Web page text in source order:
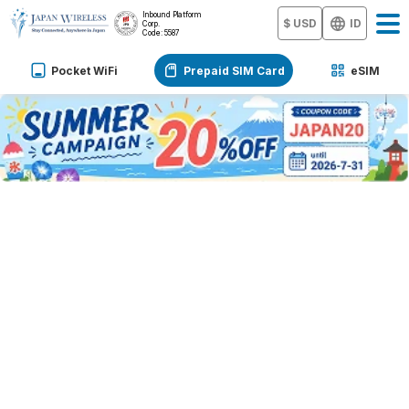
Inbound Platform
Corp.
Code: 5587
$ USD ID
Pocket WiFi Prepaid SIM Card eSIM